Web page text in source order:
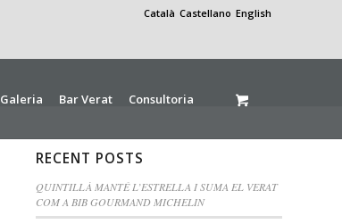
Català Castellano English
Galeria Bar Verat Consultoria
RECENT POSTS
QUINTILLÀ MANTÉ L’ESTRELLA I SUMA EL VERAT
COM A BIB GOURMAND MICHELIN